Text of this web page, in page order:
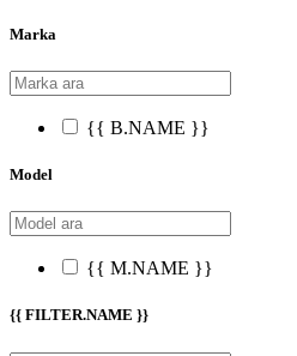
Marka
{{ B.NAME }}
Model
{{ M.NAME }}
{{ FILTER.NAME }}